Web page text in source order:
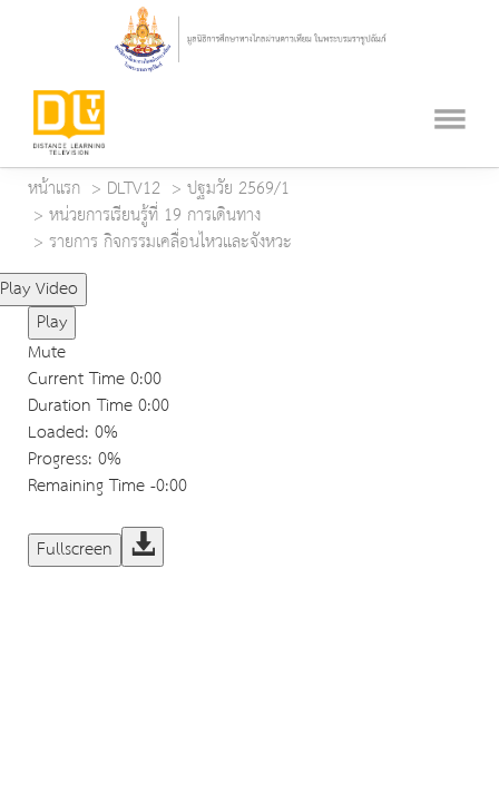
หน้าแรก DLTV12
ปฐมวัย 2569/1
หน่วยการเรียนรู้ที่ 19 การเดินทาง
รายการ กิจกรรมเคลื่อนไหวและจังหวะ
Play Video
Play
Mute
Current Time0:00
Duration Time0:00
Loaded: 0%
Progress: 0%
Remaining Time-0:00
Fullscreen